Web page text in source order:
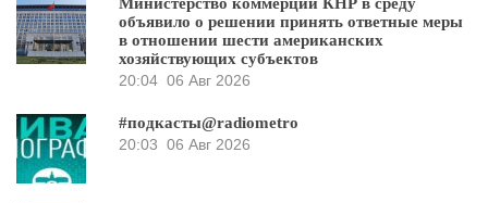
объявило о решении принять ответные меры
в отношении шести американских
хозяйствующих субъектов
20:04 06 Авг 2026
#подкасты@radiometro
20:03 06 Авг 2026